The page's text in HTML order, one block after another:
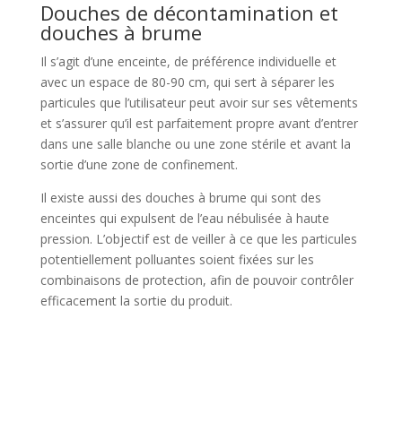
Douches de décontamination et
douches à brume
Il s’agit d’une enceinte, de préférence individuelle et
avec un espace de 80-90 cm, qui sert à séparer les
particules que l’utilisateur peut avoir sur ses vêtements
et s’assurer qu’il est parfaitement propre avant d’entrer
dans une salle blanche ou une zone stérile et avant la
sortie d’une zone de confinement.
Il existe aussi des douches à brume qui sont des
enceintes qui expulsent de l’eau nébulisée à haute
pression. L’objectif est de veiller à ce que les particules
potentiellement polluantes soient fixées sur les
combinaisons de protection, afin de pouvoir contrôler
efficacement la sortie du produit.